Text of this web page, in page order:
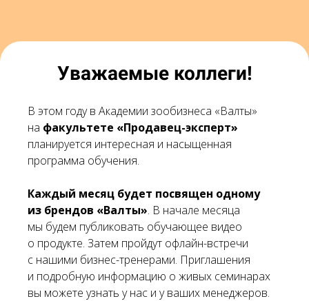
Уважаемые коллеги!
В этом году в Академии зообизнеса «Валты»
на факультете «Продавец-эксперт»
планируется интересная и насыщенная
программа обучения.
Каждый месяц будет посвящен одному
из брендов «Валты». В начале месяца
мы будем публиковать обучающее видео
о продукте. Затем пройдут офлайн-встречи
с нашими бизнес-тренерами. Приглашения
и подробную информацию о живых семинарах
вы можете узнать у нас и у ваших менеджеров.